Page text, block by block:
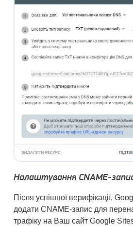
Налаштування CNAME-
Після успішної верифікації,
додати CNAME-запис для
трафіку на Ваш сайт Google